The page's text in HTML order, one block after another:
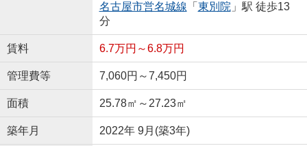
名古屋市営名城線 「 東別院」駅 徒歩13
分
賃料 6.7万円～6.8万円
管理費等 7,060円～7,450円
面積 25.78㎡～27.23㎡
築年月 2022年 9月(築3年)